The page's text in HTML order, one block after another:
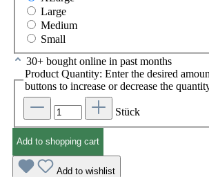
Large
Medium
Small
30+ bought online in past months
Product Quantity: Enter the desired
buttons to increase or decrease the
Stück
Add to shopping cart
Add to wishlist